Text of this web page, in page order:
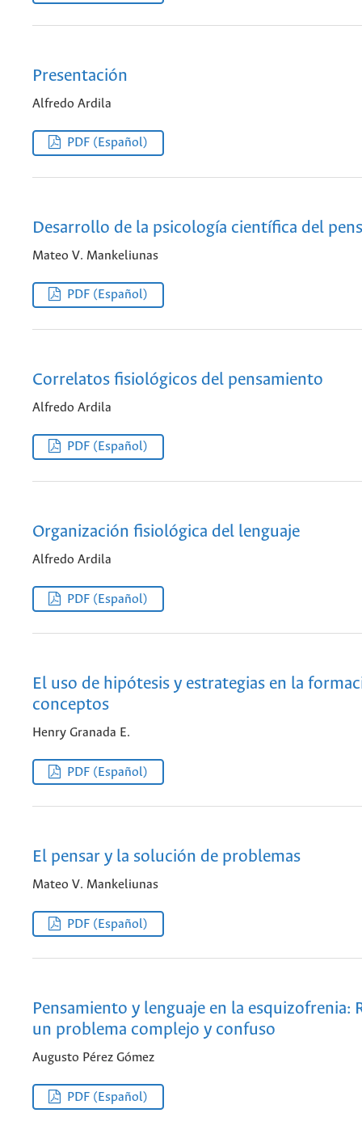
Presentación
Alfredo Ardila
PDF (Español)
Desarrollo de la psicología científica del
Mateo V. Mankeliunas
PDF (Español)
Correlatos fisiológicos del pensamiento
Alfredo Ardila
PDF (Español)
Organización fisiológica del lenguaje
Alfredo Ardila
PDF (Español)
El uso de hipótesis y estrategias en la
conceptos
Henry Granada E.
PDF (Español)
El pensar y la solución de problemas
Mateo V. Mankeliunas
PDF (Español)
Pensamiento y lenguaje en la esquizofrenia:
un problema complejo y confuso
Augusto Pérez Gómez
PDF (Español)